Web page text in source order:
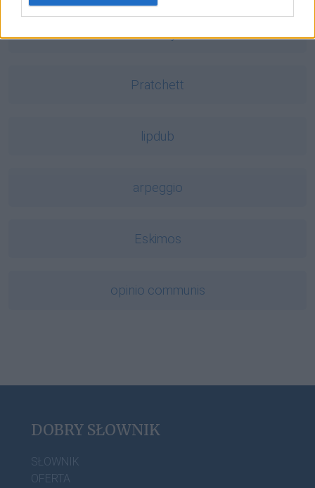
Pratchett
lipdub
arpeggio
Eskimos
opinio communis
DOBRY SŁOWNIK
SŁOWNIK
OFERTA